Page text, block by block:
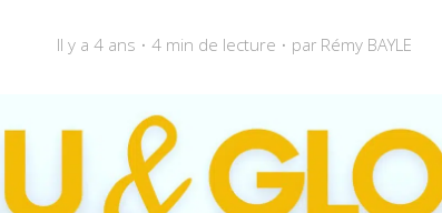
Il y a 4 ans 4 min de lecture par Rémy BAYLE